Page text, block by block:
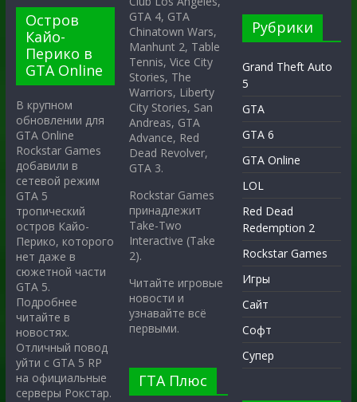
Остров
Кайо-
Перико в
GTA Online
В крупном
обновлении для
GTA Online
Rockstar Games
добавили в
сетевой режим
GTA 5
тропический
остров Кайо-
Перико, которого
нет даже в
сюжетной части
GTA 5.
Подробнее
читайте в
новостях.
Отличный повод
уйти с GTA 5 RP
на официальные
серверы Рокстар.
GTA 4, GTA
Chinatown Wars,
Manhunt 2, Table
Tennis, Vice City
Stories, The
Warriors, Liberty
City Stories, San
Andreas, GTA
Advance, Red
Dead Revolver,
GTA 3.
Rockstar Games
принадлежит
Take-Two
Interactive (Take
2).
Читайте игровые
новости и
узнавайте всё
первыми.
ГТА Плюс
Рубрики
Grand Theft Auto
5
GTA
GTA 6
GTA Online
LOL
Red Dead
Redemption 2
Rockstar Games
Игры
Сайт
Софт
Супер